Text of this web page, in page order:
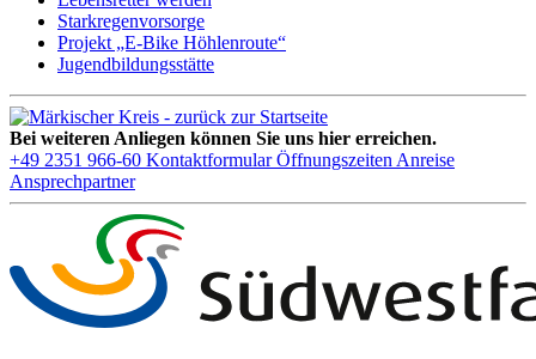
Starkregenvorsorge
Projekt „E-Bike Höhlenroute“
Jugendbildungsstätte
Bei weiteren Anliegen können Sie uns hier erreichen.
+49 2351 966-60 Kontaktformular Öffnungszeiten Anreise
Ansprechpartner